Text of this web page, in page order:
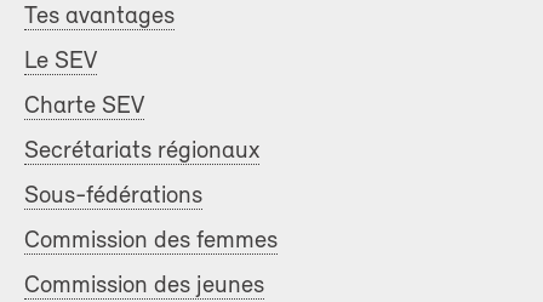
Tes avantages
Le SEV
Charte SEV
Secrétariats régionaux
Sous-fédérations
Commission des femmes
Commission des jeunes